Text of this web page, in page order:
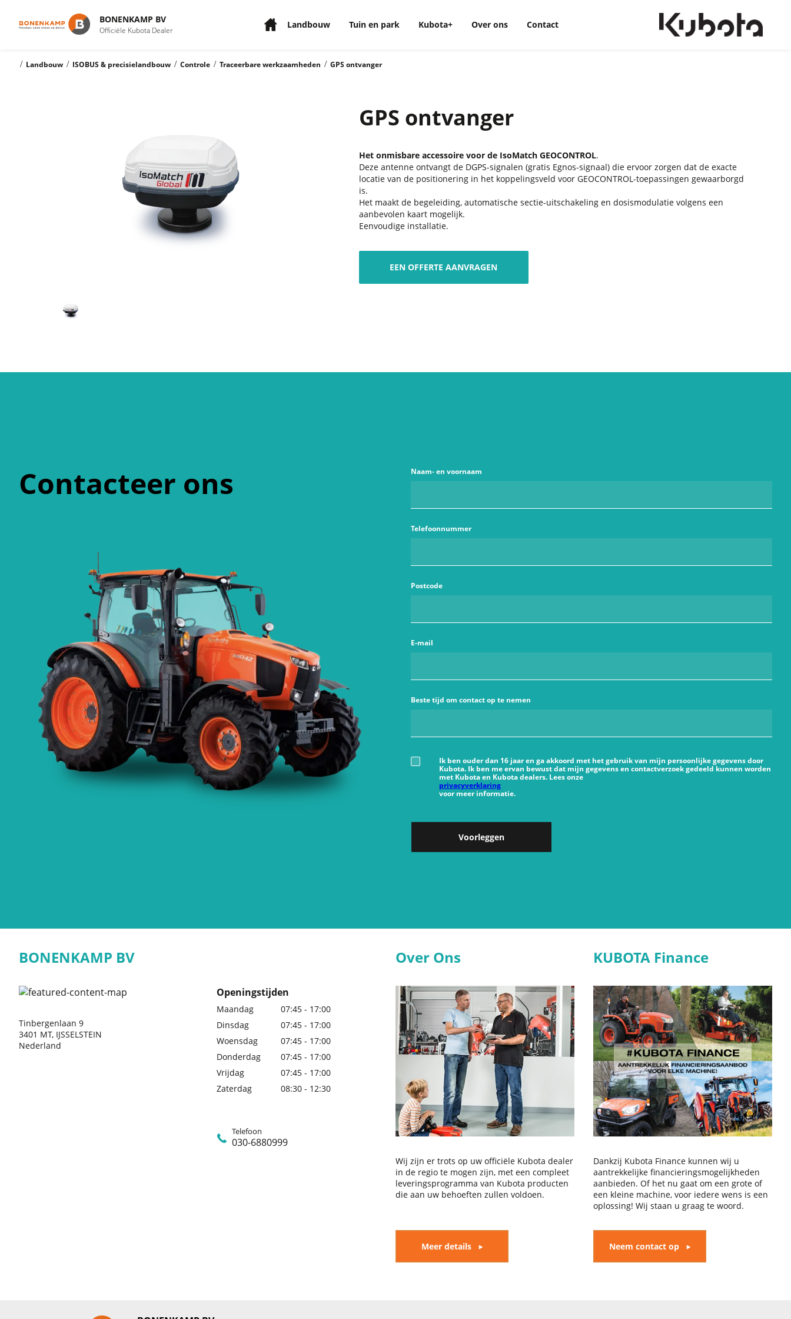
BONENKAMP BV
Officiële Kubota Dealer Landbouw Tuin en park Kubota+ Over ons Contact
/ Landbouw / ISOBUS & precisielandbouw / Controle / Traceerbare werkzaamheden / GPS ontvanger
GPS ontvanger
Het onmisbare accessoire voor de IsoMatch GEOCONTROL.
Deze antenne ontvangt de DGPS-signalen (gratis Egnos-signaal) die ervoor zorgen dat de exacte
locatie van de positionering in het koppelingsveld voor GEOCONTROL-toepassingen gewaarborgd
is.
Het maakt de begeleiding, automatische sectie-uitschakeling en dosismodulatie volgens een
aanbevolen kaart mogelijk.
Eenvoudige installatie.
EEN OFFERTE AANVRAGEN
Contacteer ons Naam- en voornaam
Telefoonnummer
Postcode
E-mail
Beste tijd om contact op te nemen
Ik ben ouder dan 16 jaar en ga akkoord met het gebruik van mijn persoonlijke gegevens door
Kubota. Ik ben me ervan bewust dat mijn gegevens en contactverzoek gedeeld kunnen worden
met Kubota en Kubota dealers. Lees onze
privacyverklaring
voor meer informatie.
Voorleggen
BONENKAMP BV
Tinbergenlaan 9
3401 MT, IJSSELSTEIN
Nederland
Openingstijden
Maandag
07:45 - 17:00
Dinsdag
07:45 - 17:00
Woensdag
07:45 - 17:00
Donderdag
07:45 - 17:00
Vrijdag
07:45 - 17:00
Zaterdag
08:30 - 12:30
Telefoon
030-6880999
Over Ons
Wij zijn er trots op uw officiële Kubota dealer
in de regio te mogen zijn, met een compleet
leveringsprogramma van Kubota producten
die aan uw behoeften zullen voldoen.
Meer details
KUBOTA Finance
Dankzij Kubota Finance kunnen wij u
aantrekkelijke financieringsmogelijkheden
aanbieden. Of het nu gaat om een grote of
een kleine machine, voor iedere wens is een
oplossing! Wij staan u graag te woord.
Neem contact op